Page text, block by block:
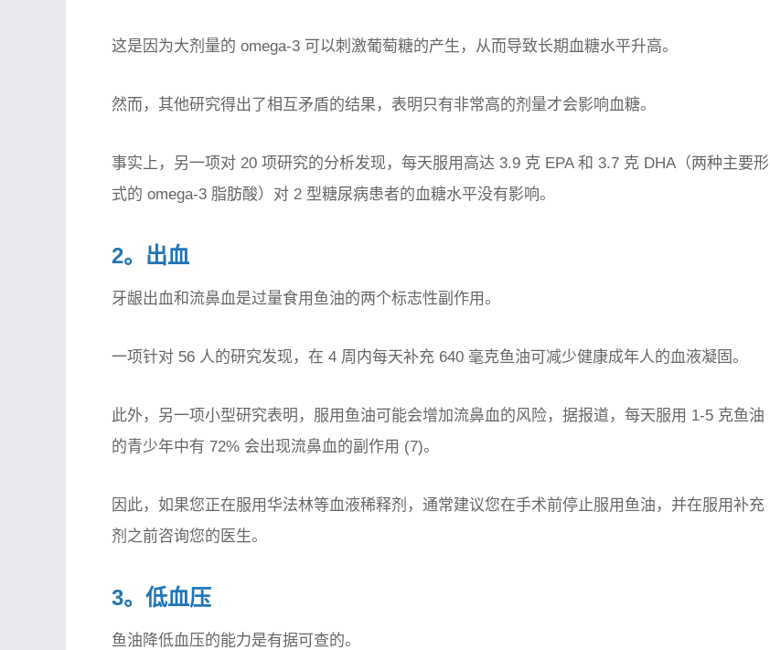
这是因为大剂量的 omega-3 可以刺激葡萄糖的产生，从而导致长期血糖水平升高。
然而，其他研究得出了相互矛盾的结果，表明只有非常高的剂量才会影响血糖。
事实上，另一项对 20 项研究的分析发现，每天服用高达 3.9 克 EPA 和 3.7 克 DHA（两种主要形
式的 omega-3 脂肪酸）对 2 型糖尿病患者的血糖水平没有影响。
2。出血
牙龈出血和流鼻血是过量食用鱼油的两个标志性副作用。
一项针对 56 人的研究发现，在 4 周内每天补充 640 毫克鱼油可减少健康成年人的血液凝固。
此外，另一项小型研究表明，服用鱼油可能会增加流鼻血的风险，据报道，每天服用 1-5 克鱼油
的青少年中有 72% 会出现流鼻血的副作用 (7)。
因此，如果您正在服用华法林等血液稀释剂，通常建议您在手术前停止服用鱼油，并在服用补充
剂之前咨询您的医生。
3。低血压
鱼油降低血压的能力是有据可查的。